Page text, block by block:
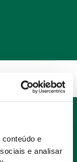
e
e analisar